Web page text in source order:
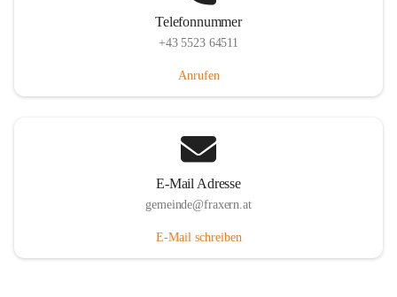
Telefonnummer
+43 5523 64511
Anrufen
E-Mail Adresse
gemeinde@fraxern.at
E-Mail schreiben